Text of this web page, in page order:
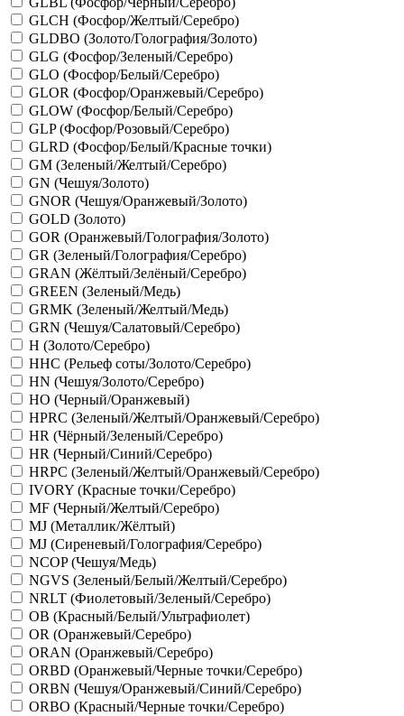
GLCH (Фосфор/Желтый/Серебро)
GLDBO (Золото/Голография/Золото)
GLG (Фосфор/Зеленый/Серебро)
GLO (Фосфор/Белый/Серебро)
GLOR (Фосфор/Оранжевый/Серебро)
GLOW (Фосфор/Белый/Серебро)
GLP (Фосфор/Розовый/Серебро)
GLRD (Фосфор/Белый/Красные точки)
GM (Зеленый/Желтый/Серебро)
GN (Чешуя/Золото)
GNOR (Чешуя/Оранжевый/Золото)
GOLD (Золото)
GOR (Оранжевый/Голография/Золото)
GR (Зеленый/Голография/Серебро)
GRAN (Жёлтый/Зелёный/Серебро)
GREEN (Зеленый/Медь)
GRMK (Зеленый/Желтый/Медь)
GRN (Чешуя/Салатовый/Серебро)
H (Золото/Серебро)
HHC (Рельеф соты/Золото/Серебро)
HN (Чешуя/Золото/Серебро)
HO (Черный/Оранжевый)
HPRC (Зеленый/Желтый/Оранжевый/Серебро)
HR (Чёрный/Зеленый/Серебро)
HR (Черный/Синий/Серебро)
HRPC (Зеленый/Желтый/Оранжевый/Серебро)
IVORY (Красные точки/Серебро)
MF (Черный/Желтый/Серебро)
MJ (Металлик/Жёлтый)
MJ (Сиреневый/Голография/Серебро)
NCOP (Чешуя/Медь)
NGVS (Зеленый/Белый/Желтый/Серебро)
NRLT (Фиолетовый/Зеленый/Серебро)
OB (Красный/Белый/Ультрафиолет)
OR (Оранжевый/Серебро)
ORAN (Оранжевый/Серебро)
ORBD (Оранжевый/Черные точки/Серебро)
ORBN (Чешуя/Оранжевый/Синий/Серебро)
ORBO (Красный/Черные точки/Серебро)